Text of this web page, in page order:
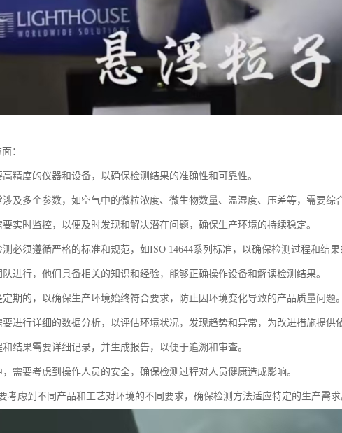
：
精度的仪器和设备，以确保检测结果的准确性和可靠性。
及多个参数，如空气中的微粒浓度、微生物数量、温湿度、压差等，需要综
实时监控，以便及时发现和解决潜在问题，确保生产环境的持续稳定。
必须遵循严格的标准和规范，如ISO 14644系列标准，以确保检测过程和结果
进行，他们具备相关的知识和经验，能够正确操作设备和解读检测结果。
期的，以确保生产环境始终符合要求，防止因环境变化导致的产品质量问题。
进行详细的数据分析，以评估环境状况，发现趋势和异常，为改进措施提供
结果需要详细记录，并生成报告，以便于追溯和审查。
需要考虑到操作人员的安全，确保检测过程对人员健康造成影响。
考虑到不同产品和工艺对环境的不同要求，确保检测方法适应特定的生产需求